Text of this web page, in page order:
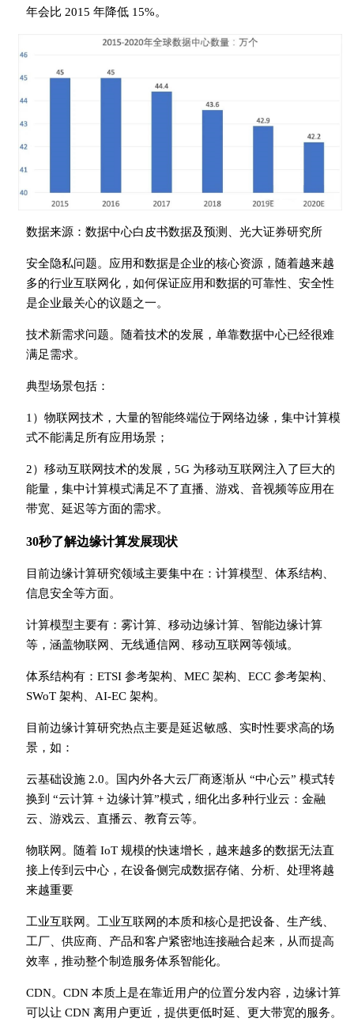
年会比 2015 年降低 15%。
数据来源：数据中心白皮书数据及预测、光大证券研究所
安全隐私问题。应用和数据是企业的核心资源，随着越来越
多的行业互联网化，如何保证应用和数据的可靠性、安全性
是企业最关心的议题之一。
技术新需求问题。随着技术的发展，单靠数据中心已经很难
满足需求。
典型场景包括：
1）物联网技术，大量的智能终端位于网络边缘，集中计算模
式不能满足所有应用场景；
2）移动互联网技术的发展，5G 为移动互联网注入了巨大的
能量，集中计算模式满足不了直播、游戏、音视频等应用在
带宽、延迟等方面的需求。
30秒了解边缘计算发展现状
目前边缘计算研究领域主要集中在：计算模型、体系结构、
信息安全等方面。
计算模型主要有：雾计算、移动边缘计算、智能边缘计算
等，涵盖物联网、无线通信网、移动互联网等领域。
体系结构有：ETSI 参考架构、MEC 架构、ECC 参考架构、
SWoT 架构、AI-EC 架构。
目前边缘计算研究热点主要是延迟敏感、实时性要求高的场
景，如：
云基础设施 2.0。国内外各大云厂商逐渐从 “中心云” 模式转
换到 “云计算 + 边缘计算”模式，细化出多种行业云：金融
云、游戏云、直播云、教育云等。
物联网。随着 IoT 规模的快速增长，越来越多的数据无法直
接上传到云中心，在设备侧完成数据存储、分析、处理将越
来越重要
工业互联网。工业互联网的本质和核心是把设备、生产线、
工厂、供应商、产品和客户紧密地连接融合起来，从而提高
效率，推动整个制造服务体系智能化。
CDN。CDN 本质上是在靠近用户的位置分发内容，边缘计算
可以让 CDN 离用户更近，提供更低时延、更大带宽的服务。